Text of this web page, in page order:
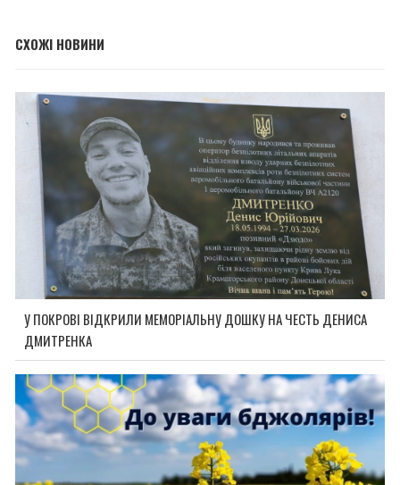
СХОЖІ НОВИНИ
У ПОКРОВІ ВІДКРИЛИ МЕМОРІАЛЬНУ ДОШКУ НА ЧЕСТЬ ДЕНИСА
ДМИТРЕНКА